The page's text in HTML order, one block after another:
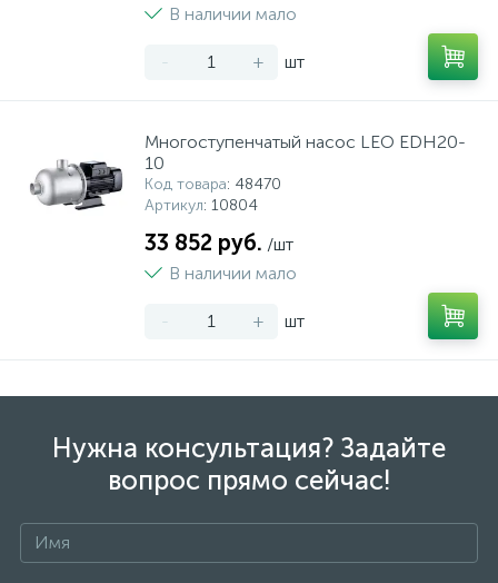
В наличии мало
- + шт
Многоступенчатый насос LEO EDH20-
10
Код товара: 48470
Артикул: 10804
33 852 руб. /шт
В наличии мало
- + шт
Нужна консультация? Задайте
вопрос прямо сейчас!